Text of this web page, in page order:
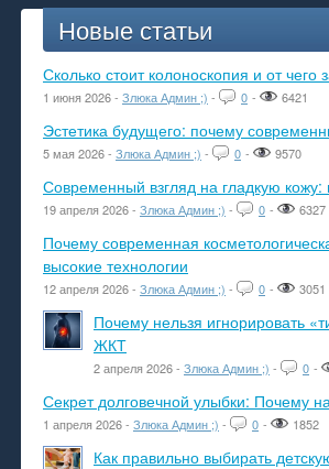
Новые статьи
Сколько стоит колоноскопия и от чего
1 июня 2026 - Злюка Админ ;) - 0 - 6421
Эстетика будущего: почему
5 мая 2026 - Злюка Админ ;) - 0 - 9570
Современный взгляд на гладкую кожу:
19 апреля 2026 - Злюка Админ ;) - 0 - 6327
Почему современная
высокие технологии
12 апреля 2026 - Злюка Админ ;) - 0 - 3051
Почему нельзя игнорировать
ЖКТ
2 апреля 2026 - Злюка Админ ;) - 0 -
Секрет долговечной улыбки: Почему
1 апреля 2026 - Злюка Админ ;) - 0 - 1852
Как правильно выбирать